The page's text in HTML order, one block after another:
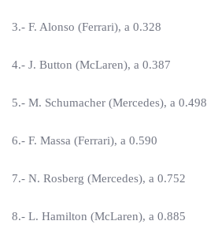
3.- F. Alonso (Ferrari), a 0.328
4.- J. Button (McLaren), a 0.387
5.- M. Schumacher (Mercedes), a 0.498
6.- F. Massa (Ferrari), a 0.590
7.- N. Rosberg (Mercedes), a 0.752
8.- L. Hamilton (McLaren), a 0.885